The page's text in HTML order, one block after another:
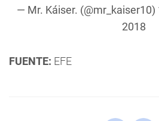
— Mr. Káiser. (@mr_kaiser10)
2018
FUENTE: EFE